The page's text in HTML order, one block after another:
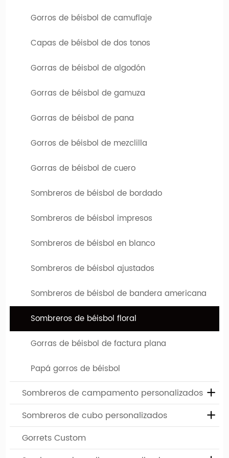
Diseña tu sombrero favorito
Si necesita sombreros personalizados de alta calidad, ha
caps.com) le ofrece la oportunidad de diseñar su propio
logotipo o diseño de su empresa se puede imprimir o bordar
¿Cómo puedo diseñar mi propio sombrero?
diferentes tipos de sombrero de nuestro sitio web y más de
200 colores diferentes.
Paso2. Gives tu logotipo o diseño. Agregue el diseño que
desea usar, colóquelo como desee y nos encargaremos del
resto.
Paso3. Reciba tu pedido. Use un sombrero que nadie más
tendrá. ¡Y disfruta de los cumplidos!
Búsqueda relacionada con gorras de béisbol floral
Gorros de béisbol de camuflaje
Capas de béisbol de dos tonos
Gorras de béisbol de algodón
Gorras de béisbol de gamuza
Gorras de béisbol de pana
Gorros de béisbol de mezclilla
Gorras de béisbol de cuero
Sombreros de béisbol de bordado
Sombreros de béisbol impresos
Sombreros de béisbol en blanco
Sombreros de béisbol ajustados
Sombreros de béisbol de bandera americana
Sombreros de béisbol floral
Gorras de béisbol de factura plana
Papá gorros de béisbol
Sombreros de campamento personalizados
Sombreros de cubo personalizados
Gorrets Custom